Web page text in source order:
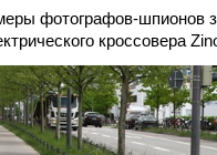
фотографов-шпионов
кроссовера